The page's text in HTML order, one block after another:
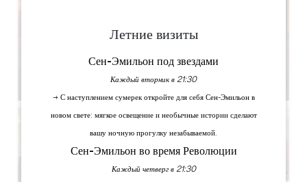
Летние визиты
Сен-Эмильон под звездами
Каждый вторник в 21:30
→ С наступлением сумерек откройте для себя Сен-Эмильон в
новом свете: мягкое освещение и необычные истории сделают
вашу ночную прогулку незабываемой.
Сен-Эмильон во время Революции
Каждый четверг в 21:30